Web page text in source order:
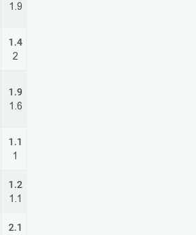
1.9
1.4
2
1.9
1.6
1.1
1
1.2
1.1
2.1